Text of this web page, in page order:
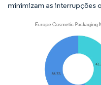
minimizam as interrupções